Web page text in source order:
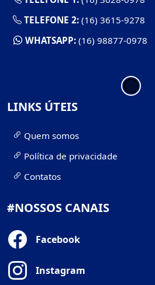
TELEFONE 2: (16) 3615-9278
WHATSAPP: (16) 98877-0978
LINKS ÚTEIS
Quem somos
Política de privacidade
Contatos
#NOSSOS CANAIS
Facebook
Instagram